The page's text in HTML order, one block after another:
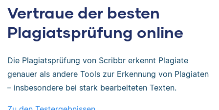
Vertraue der besten
Plagiatsprüfung online
Die Plagiatsprüfung von Scribbr erkennt Plagiate
genauer als andere Tools zur Erkennung von Plagiaten
– insbesondere bei stark bearbeiteten Texten.